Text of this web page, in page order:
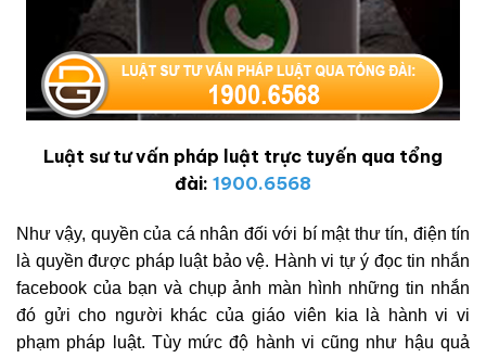
Luật sư tư vấn pháp luật trực tuyến qua tổng
đài: 1900.6568
Như vậy, quyền của cá nhân đối với bí mật thư tín, điện tín
là quyền được pháp luật bảo vệ. Hành vi tự ý đọc tin nhắn
facebook của bạn và chụp ảnh màn hình những tin nhắn
đó gửi cho người khác của giáo viên kia là hành vi vi
phạm pháp luật. Tùy mức độ hành vi cũng như hậu quả